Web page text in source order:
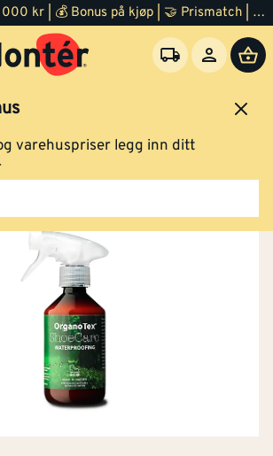
🚚 Fri frakt over 20 000 kr | 💰 Bonus på kjøp | 🤝 Prismatch | ⭐ 100% fornøyd garanti | 🏪 140 byggevarehus
varehuspriser legg inn ditt